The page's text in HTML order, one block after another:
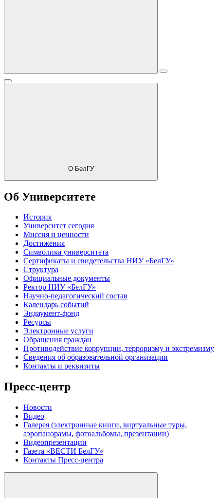
О БелГУ
Об Университете
История
Университет сегодня
Миссия и ценности
Достижения
Символика университета
Сертификаты и свидетельства НИУ «БелГУ»
Структура
Официальные документы
Ректор НИУ «БелГУ»
Научно-педагогический состав
Календарь событий
Эндаумент-фонд
Ресурсы
Электронные услуги
Обращения граждан
Противодействие коррупции, терроризму и экстремизму
Сведения об образовательной организации
Контакты и реквизиты
Пресс-центр
Новости
Видео
Галерея (электронные книги, виртуальные туры,
аэропанорамы, фотоальбомы, презентации)
Видеопрезентации
Газета «ВЕСТИ БелГУ»
Контакты Пресс-центра